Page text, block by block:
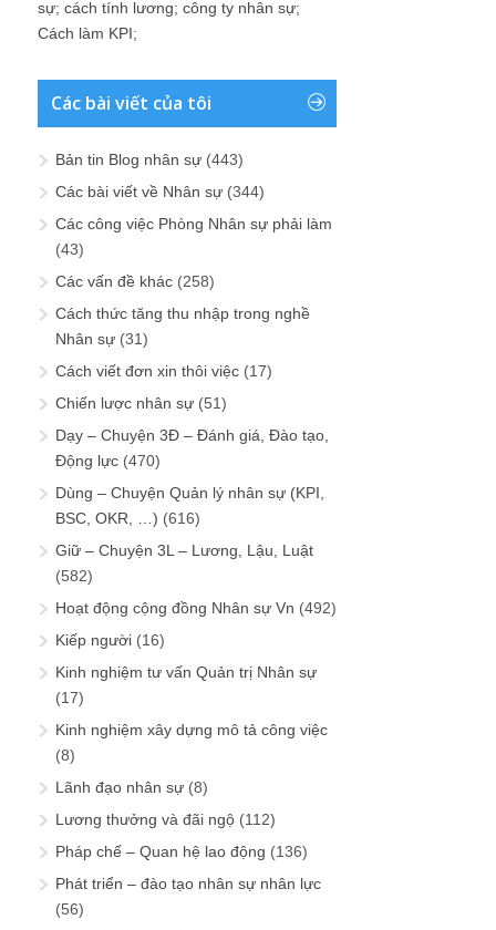
sự; cách tính lương; công ty nhân sự;
Cách làm KPI;
Các bài viết của tôi
Bản tin Blog nhân sự (443)
Các bài viết về Nhân sự (344)
Các công việc Phòng Nhân sự phải làm
(43)
Các vấn đề khác (258)
Cách thức tăng thu nhập trong nghề
Nhân sự (31)
Cách viết đơn xin thôi việc (17)
Chiến lược nhân sự (51)
Dạy – Chuyện 3Đ – Đánh giá, Đào tạo,
Động lực (470)
Dùng – Chuyện Quản lý nhân sự (KPI,
BSC, OKR, …) (616)
Giữ – Chuyện 3L – Lương, Lậu, Luật
(582)
Hoạt động cộng đồng Nhân sự Vn (492)
Kiếp người (16)
Kinh nghiệm tư vấn Quản trị Nhân sự
(17)
Kinh nghiệm xây dựng mô tả công việc
(8)
Lãnh đạo nhân sự (8)
Lương thưởng và đãi ngộ (112)
Pháp chế – Quan hệ lao động (136)
Phát triển – đào tạo nhân sự nhân lực
(56)